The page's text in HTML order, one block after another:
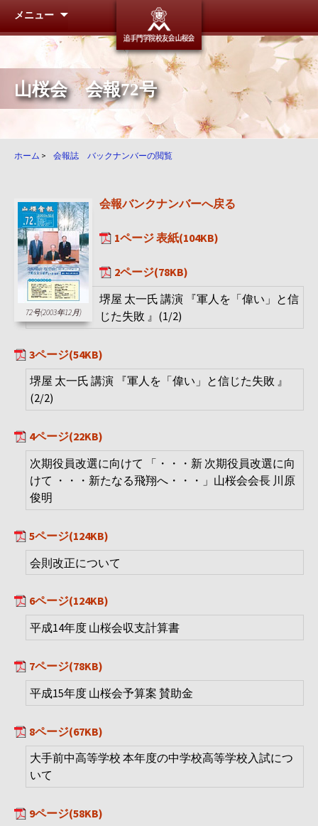
追手門学
メニュー
山桜会 会報72号
ホーム > 会報誌 バックナンバーの閲覧
72号(2003年12月)
会報バンクナンバーへ戻る
1ページ 表紙(104KB)
2ページ(78KB)
堺屋 太一氏 講演 『軍人を「偉い」と信
じた失敗 』(1/2)
3ページ(54KB)
堺屋 太一氏 講演 『軍人を「偉い」と信じた失敗 』
(2/2)
4ページ(22KB)
次期役員改選に向けて 「・・・新 次期役員改選に向
けて ・・・新たなる飛翔へ・・・」山桜会会長 川原
俊明
5ページ(124KB)
会則改正について
6ページ(124KB)
平成14年度 山桜会収支計算書
7ページ(78KB)
平成15年度 山桜会予算案 賛助金
8ページ(67KB)
大手前中高等学校 本年度の中学校高等学校入試につ
いて
9ページ(58KB)